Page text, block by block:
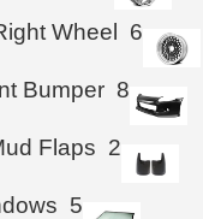
Wheel 6
Bumper 8
Flaps 2
5